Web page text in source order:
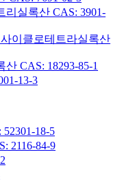
리실록산 CAS: 3901-
이클로테트라실록산
CAS: 18293-85-1
13-3
18-5
2116-84-9